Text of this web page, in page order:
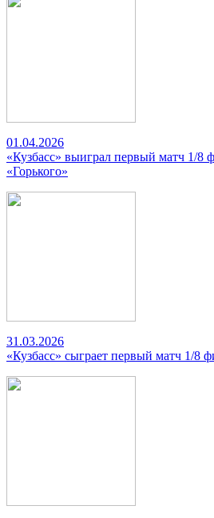
01.04.2026
«Кузбасс» выиграл первый матч 1/8
«Горького»
31.03.2026
«Кузбасс» сыграет первый матч 1/8